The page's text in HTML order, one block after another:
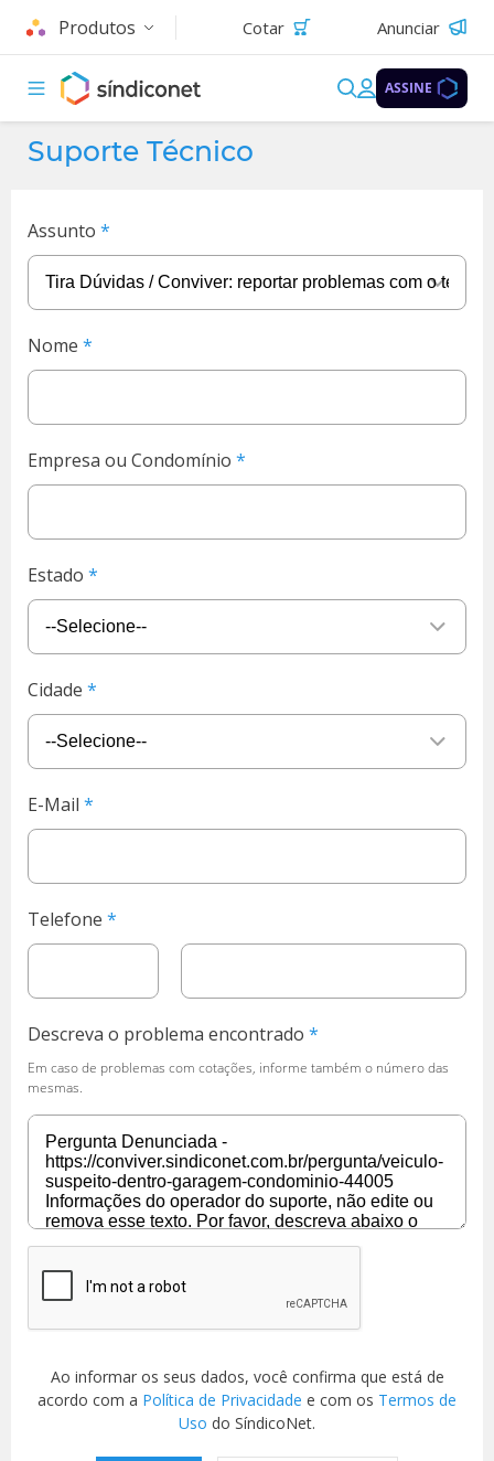
Produtos Cotar Anunciar
ASSINE
Suporte Técnico
Assunto
Nome
Empresa ou Condomínio
Estado
Cidade
E-Mail
Telefone
Descreva o problema encontrado
Em caso de problemas com cotações, informe também o número das
mesmas.
Ao informar os seus dados, você confirma que está de
acordo com a Política de Privacidade e com os Termos de
Uso do SíndicoNet.